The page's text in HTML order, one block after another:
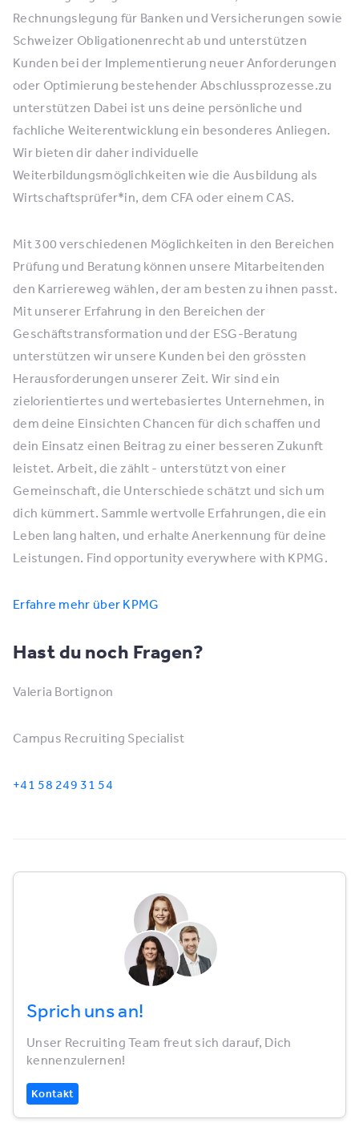
Rechnungslegung für Banken und Versicherungen sowie
Schweizer Obligationenrecht ab und unterstützen
Kunden bei der Implementierung neuer Anforderungen
oder Optimierung bestehender Abschlussprozesse.zu
unterstützen Dabei ist uns deine persönliche und
fachliche Weiterentwicklung ein besonderes Anliegen.
Wir bieten dir daher individuelle
Weiterbildungsmöglichkeiten wie die Ausbildung als
Wirtschaftsprüfer*in, dem CFA oder einem CAS.
Mit 300 verschiedenen Möglichkeiten in den Bereichen
Prüfung und Beratung können unsere Mitarbeitenden
den Karriereweg wählen, der am besten zu ihnen passt.
Mit unserer Erfahrung in den Bereichen der
Geschäftstransformation und der ESG-Beratung
unterstützen wir unsere Kunden bei den grössten
Herausforderungen unserer Zeit. Wir sind ein
zielorientiertes und wertebasiertes Unternehmen, in
dem deine Einsichten Chancen für dich schaffen und
dein Einsatz einen Beitrag zu einer besseren Zukunft
leistet. Arbeit, die zählt - unterstützt von einer
Gemeinschaft, die Unterschiede schätzt und sich um
dich kümmert. Sammle wertvolle Erfahrungen, die ein
Leben lang halten, und erhalte Anerkennung für deine
Leistungen. Find opportunity everywhere with KPMG.
Erfahre mehr über KPMG
Hast du noch Fragen?
Valeria Bortignon
Campus Recruiting Specialist
+41 58 249 31 54
Sprich uns an!
Unser Recruiting Team freut sich darauf, Dich
kennenzulernen!
Kontakt